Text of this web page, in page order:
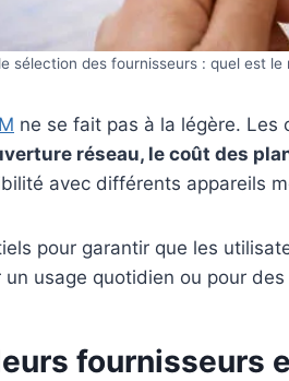
sélection des fournisseurs : quel est le
ne se fait pas à la légère. Les
réseau, le coût des
avec différents appareils
pour garantir que les
usage quotidien ou pour
fournisseurs